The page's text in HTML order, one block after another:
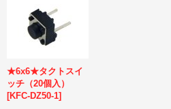
★6x6★タクトスイ
ッチ（20個入）
[KFC-DZ50-1]